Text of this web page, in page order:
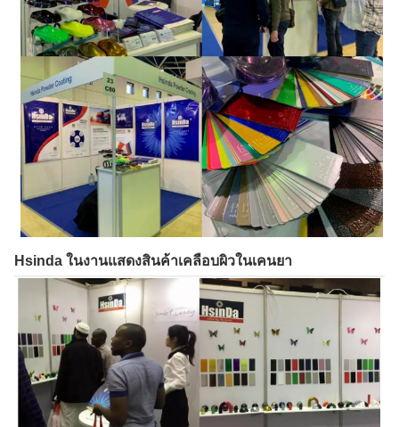
Hsinda ในงานแสดงสินค้าเคลือบผิวในเคนยา